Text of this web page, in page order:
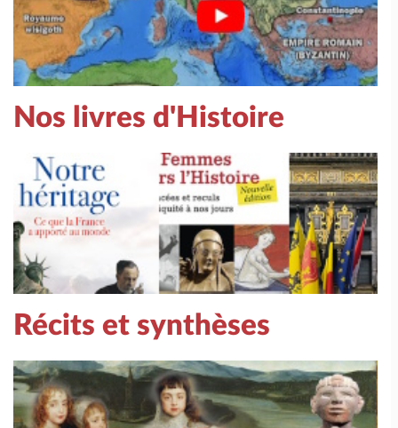
Nos livres d'Histoire
Récits et synthèses